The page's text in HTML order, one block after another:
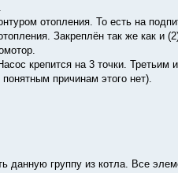
отопления. То есть на
Закреплён так же как и
крепится на 3 точки. Третьим
причинам этого нет).
данную группу из котла. Все